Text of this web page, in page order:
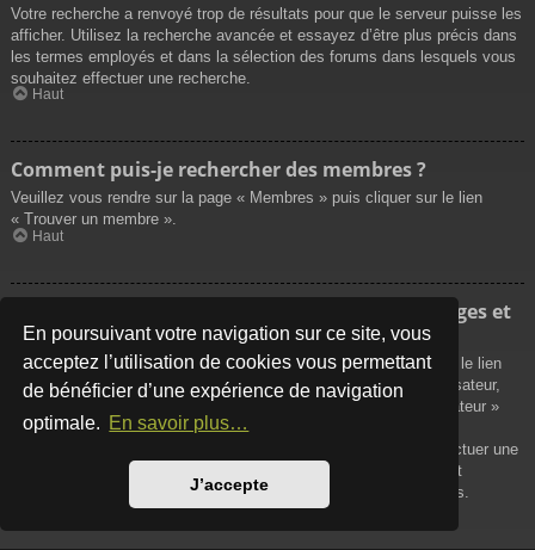
En poursuivant votre navigation sur ce site, vous
acceptez l’utilisation de cookies vous permettant
de bénéficier d’une expérience de navigation
optimale. En savoir plus…
J’accepte
Votre recherche a renvoyé trop de résultats pour que le serveur puisse les
afficher. Utilisez la recherche avancée et essayez d’être plus précis dans
les termes employés et dans la sélection des forums dans lesquels vous
souhaitez effectuer une recherche.
Haut
Comment puis-je rechercher des membres ?
Veuillez vous rendre sur la page « Membres » puis cliquer sur le lien
« Trouver un membre ».
Haut
Comment puis-je retrouver mes propres messages et
sujets ?
Vos propres messages peuvent être affichés soit en cliquant sur le lien
« Afficher vos messages » dans le panneau de contrôle de l’utilisateur,
soit en cliquant sur le lien « Rechercher les messages de l’utilisateur »
sur la page de votre propre profil ou soit en cliquant sur le menu
« Raccourcis » situé sur la partie supérieure du forum. Pour effectuer une
recherche de vos propres sujets, utilisez la recherche avancée et
remplissez convenablement les options qui vous sont disponibles.